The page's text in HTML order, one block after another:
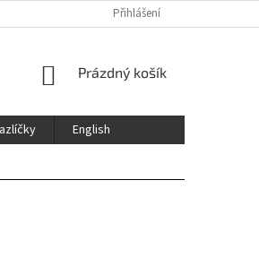
/ CERTFICATESPřihlášení
NÁKUPNÍ
Prázdný košík
English